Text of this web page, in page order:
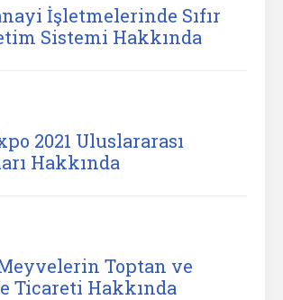
İşletmelerinde Sıfır
Sistemi Hakkında
2021 Uluslararası
Hakkında
Toptan ve
Ticareti Hakkında